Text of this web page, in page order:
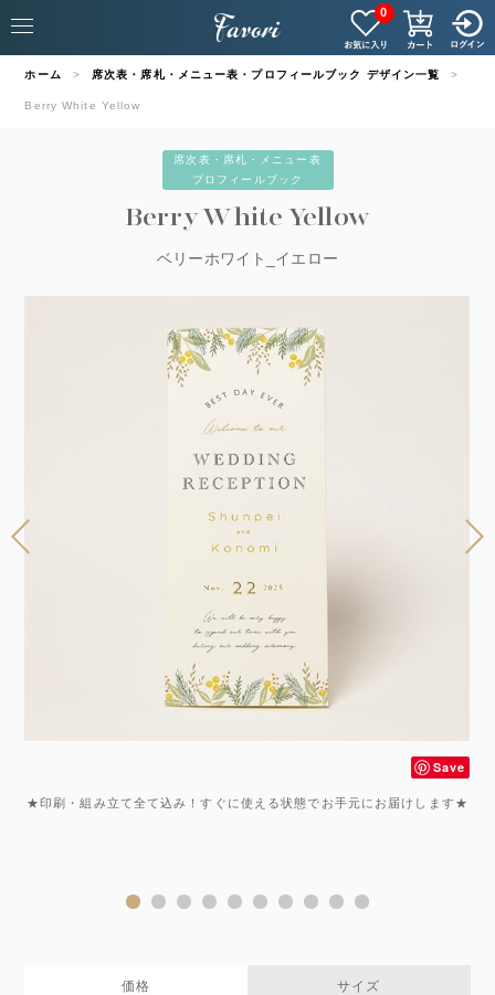
0
ホーム 席次表・席札・メニュー表・プロフィールブック デザイン一覧
Berry White Yellow
席次表・席札・メニュー表
プロフィールブック
Berry White Yellow
ベリーホワイト_イエロー
Save
★印刷・組み立て全て込み！すぐに使える状態でお手元にお届けします★
価格 サイズ